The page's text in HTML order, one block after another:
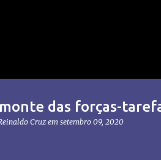
das forças-
Cruz em setembro 09, 2020